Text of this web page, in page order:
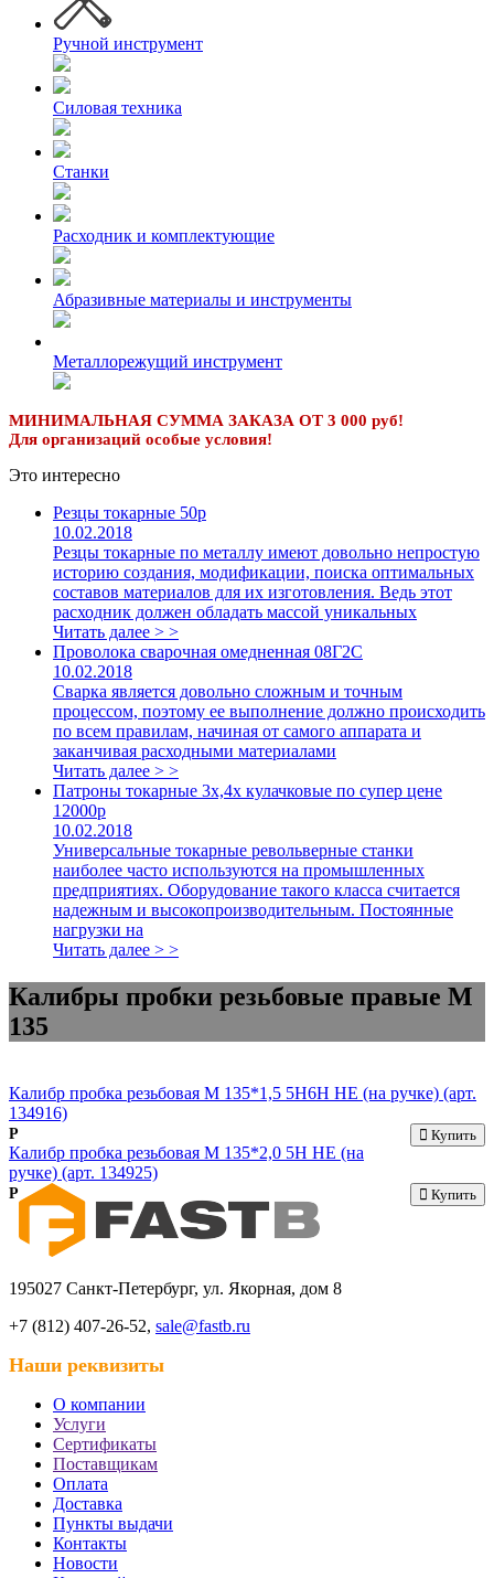
Ручной инструмент
Силовая техника
Станки
Расходник и комплектующие
Абразивные материалы и инструменты
Металлорежущий инструмент
МИНИМАЛЬНАЯ СУММА ЗАКАЗА ОТ 3 000 руб!
Для организаций особые условия!
Это интересно
Резцы токарные 50р
10.02.2018
Резцы токарные по металлу имеют довольно непростую
историю создания, модификации, поиска оптимальных
составов материалов для их изготовления. Ведь этот
расходник должен обладать массой уникальных
Читать далее > >
Проволока сварочная омедненная 08Г2С
10.02.2018
Сварка является довольно сложным и точным
процессом, поэтому ее выполнение должно происходить
по всем правилам, начиная от самого аппарата и
заканчивая расходными материалами
Читать далее > >
Патроны токарные 3х,4х кулачковые по супер цене
12000р
10.02.2018
Универсальные токарные револьверные станки
наиболее часто используются на промышленных
предприятиях. Оборудование такого класса считается
надежным и высокопроизводительным. Постоянные
нагрузки на
Читать далее > >
Калибры пробки резьбовые правые М
135
Калибр пробка резьбовая М 135*1,5 5Н6Н НЕ (на ручке) (арт.
134916)
Р Купить
Калибр пробка резьбовая М 135*2,0 5Н НЕ (на
ручке) (арт. 134925)
Р Купить
195027 Санкт-Петербург, ул. Якорная, дом 8
+7 (812) 407-26-52, sale@fastb.ru
Наши реквизиты
О компании
Услуги
Сертификаты
Поставщикам
Оплата
Доставка
Пункты выдачи
Контакты
Новости